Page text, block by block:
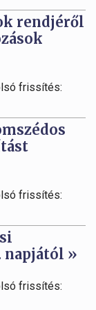
rendjéről
frissítés:
frissítés:
napjától »
frissítés: